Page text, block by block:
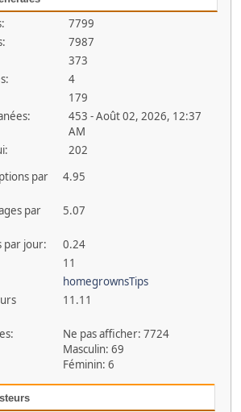
7799
7987
373
4
179
453 - Août 02, 2026, 12:37
AM
202
par
4.95
par
5.07
par jour:
0.24
11
homegrownsTips
11.11
Ne pas afficher: 7724
Masculin: 69
Féminin: 6